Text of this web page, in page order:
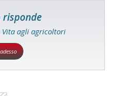
risponde
Vita agli agricoltori